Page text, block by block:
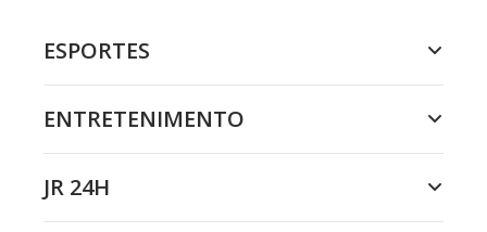
ESPORTES
ENTRETENIMENTO
JR 24H